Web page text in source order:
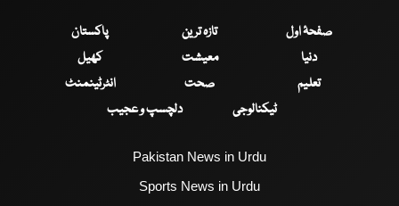
صفحۂ اول تازہ ترین
پاکستان
دنیا
معیشت
کھیل
تعلیم
صحت
انٹرٹینمنٹ
ٹیکنالوجی
دلچسپ و عجیب
Pakistan News in Urdu
Sports News in Urdu